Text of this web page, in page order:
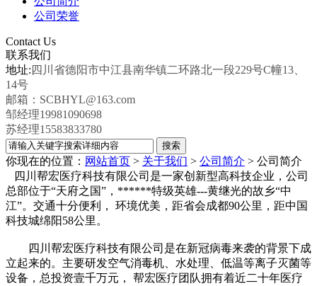
公司荣誉
Contact Us
联系我们
地址: 四川省德阳市中江县南华镇二环路北一段229号C幢13、
14号
邮箱：SCBHYL@163.com
邹经理19981090698
苏经理15583833780
你现在的位置： 网站首页 > 关于我们 > 公司简介 > 公司简介
四川帮宏医疗科技有限公司是一家创新型高科技企业，公司
总部位于“天府之国”，******特级英雄---黄继光的故乡“中
江”。交通十分便利， 环境优美，距省会成都90公里，距中国
科技城绵阳58公里。
四川帮宏医疗科技有限公司是在新冠病毒来袭的背景下成
立起来的。主要研发空气消毒机、水处理、低温等离子灭菌等
设备，总投资壹千万元， 帮宏医疗团队拥有着近二十年医疗